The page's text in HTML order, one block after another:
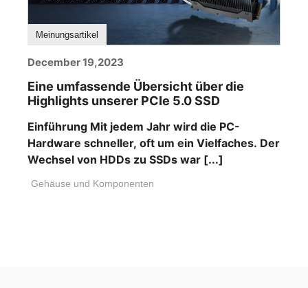
Meinungsartikel
December 19,2023
Eine umfassende Übersicht über die
Highlights unserer PCIe 5.0 SSD
Einführung Mit jedem Jahr wird die PC-
Hardware schneller, oft um ein Vielfaches. Der
Wechsel von HDDs zu SSDs war [...]
Gehäuse und Komponenten